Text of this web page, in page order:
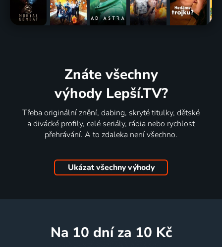
Znáte všechny
výhody Lepší.TV?
Třeba originální znění, dabing, skryté titulky, dětské
a divácké profily, celé seriály, rádia nebo rychlost
přehrávání. A to zdaleka není všechno.
Ukázat všechny výhody
na 10 dní za 10 Kč